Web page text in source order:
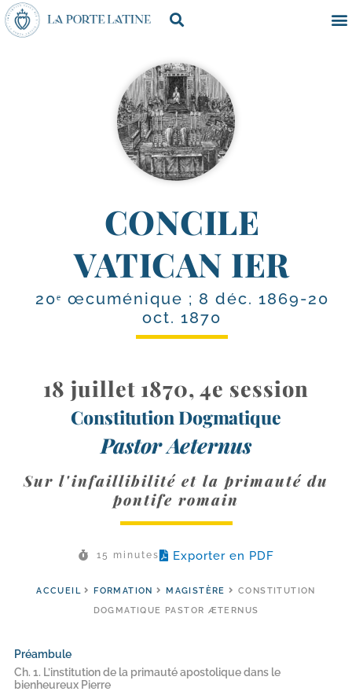
CONCILE
VATICAN IER
20ᵉ œcuménique ; 8 déc. 1869-20
oct. 1870
18 juillet 1870, 4e session
Constitution Dogmatique
Pastor Aeternus
Sur l'infaillibilité et la primauté du
pontife romain
15 minutes Exporter en PDF
ACCUEIL FORMATION MAGISTÈRE
CONSTITUTION
DOGMATIQUE PASTOR ÆTERNUS
Préambule
Ch. 1. L’institution de la primauté apostolique dans le
bienheureux Pierre